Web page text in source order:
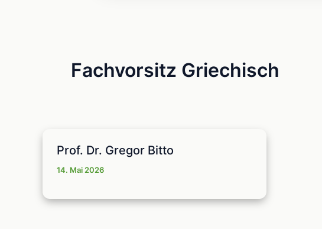
Fachvorsitz Griechisch
Prof. Dr. Gregor Bitto
14. Mai 2026